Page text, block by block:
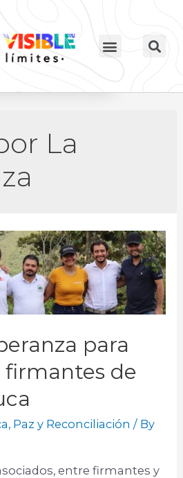
La
para
firmantes de
, Paz y Reconciliación / By
entre firmantes y